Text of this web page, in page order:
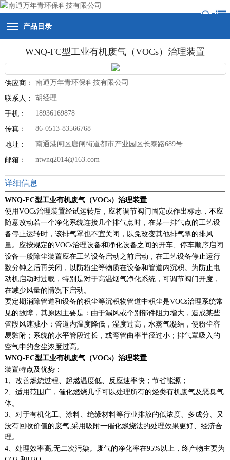
产品目录
WNQ-FC型工业有机废气（VOCs）治理装置
供应商： 南通万年青环保科技有限公司
联系人： 胡经理
手机： 18936169878
传真： 86-0513-83566768
地址： 南通港闸区唐闸街道都市产业园区长泰路689号
邮箱： ntwnq2014@163.com
详细信息
WNQ-FC型工业有机废气（VOCs）治理装置
使用VOCs治理装置经试运转后，应将调节阀门固定或作出标志，不应
随意改动若一个净化系统连接几个排气点时，在某一排气点的工艺设
备停止运转时，该排气罩也不宜关闭，以免改变其他排气覃的排风
量。应按规定的VOCs治理设备和净化设备之间的开车、停车顺序启闭
设备一般除尘装置应在工艺设备启动之前启动，在工艺设备停止运行
数分钟之后再关闭，以防粉尘等物质在设备和管道内沉积。为防止电
动机启动时过载，特别是对于高温烟气净化系统，可调节阀门开度，
在减少风量的情况下启动。
要定期消除管道和设备的积尘等沉积物管道中积尘是VOCs治理系统常
见的故障，其原因主要是：由于漏风或个别部件阻力增大，造成某些
管段风速减小；管道内温度降低，湿度过高，水蒸气凝结，使粉尘容
易黏附；系统的水平管段过长，或弯管曲率半径过小；排气罩吸入的
空气中的含尘浓度过高。
WNQ-FC型工业有机废气（VOCs）治理装置
装置特点及优势：
1、改善燃烧过程、起燃温度低、反应速率快；节省能源；
2、适用范围广，催化燃烧几乎可以处理所有的烃类有机废气及恶臭气
体。
3、对于有机化工、涂料、绝缘材料等行业排放的低浓度、多成分、又
没有回收价值的废气,采用吸附一催化燃烧法的处理效果更好、经济合
理。
4、处理效率高,无二次污染。废气的净化率在95%以上，终产物主要为